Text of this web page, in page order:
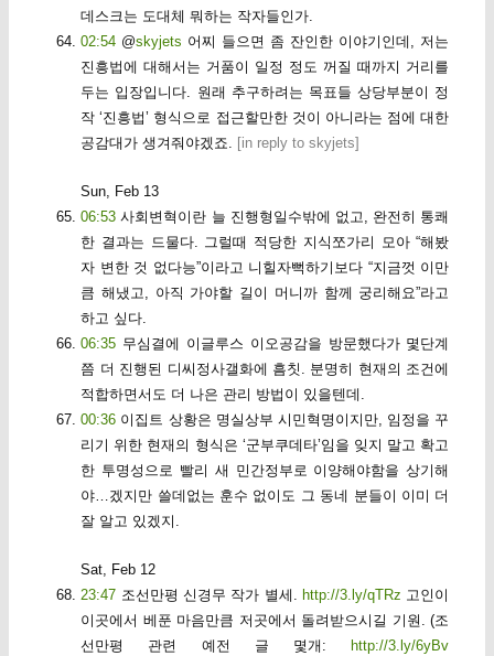
데스크는 도대체 뭐하는 작자들인가.
02:54 @skyjets 어찌 들으면 좀 잔인한 이야기인데, 저는
진흥법에 대해서는 거품이 일정 정도 꺼질 때까지 거리를
두는 입장입니다. 원래 추구하려는 목표들 상당부분이 정
작 ‘진흥법’ 형식으로 접근할만한 것이 아니라는 점에 대한
공감대가 생겨줘야겠죠.
[in reply to skyjets]
Sun, Feb 13
06:53 사회변혁이란 늘 진행형일수밖에 없고, 완전히 통쾌
한 결과는 드물다. 그럴때 적당한 지식쪼가리 모아 “해봤
자 변한 것 없다능”이라고 니힐자뻑하기보다 “지금껏 이만
큼 해냈고, 아직 가야할 길이 머니까 함께 궁리해요”라고
하고 싶다.
06:35 무심결에 이글루스 이오공감을 방문했다가 몇단계
쯤 더 진행된 디씨정사갤화에 흠칫. 분명히 현재의 조건에
적합하면서도 더 나은 관리 방법이 있을텐데.
00:36 이집트 상황은 명실상부 시민혁명이지만, 임정을 꾸
리기 위한 현재의 형식은 ‘군부쿠데타’임을 잊지 말고 확고
한 투명성으로 빨리 새 민간정부로 이양해야함을 상기해
야…겠지만 쓸데없는 훈수 없이도 그 동네 분들이 이미 더
잘 알고 있겠지.
Sat, Feb 12
23:47 조선만평 신경무 작가 별세. http://3.ly/qTRz 고인이
이곳에서 베푼 마음만큼 저곳에서 돌려받으시길 기원. (조
선만평 관련 예전 글 몇개:
http://3.ly/6yBv